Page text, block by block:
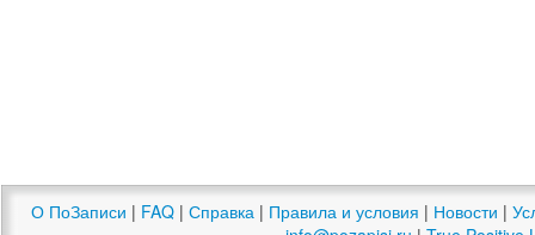
О ПоЗаписи | FAQ | Справка | Правила и условия | Новости |